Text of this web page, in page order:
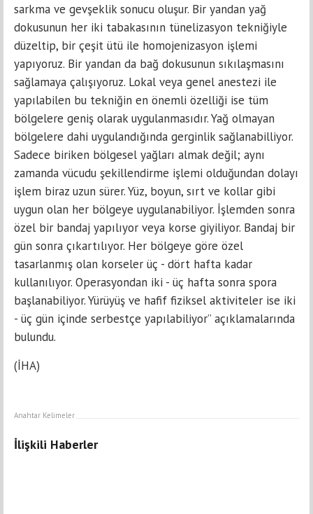
sarkma ve gevşeklik sonucu oluşur. Bir yandan yağ
dokusunun her iki tabakasının tünelizasyon tekniğiyle
düzeltip, bir çeşit ütü ile homojenizasyon işlemi
yapıyoruz. Bir yandan da bağ dokusunun sıkılaşmasını
sağlamaya çalışıyoruz. Lokal veya genel anestezi ile
yapılabilen bu tekniğin en önemli özelliği ise tüm
bölgelere geniş olarak uygulanmasıdır. Yağ olmayan
bölgelere dahi uygulandığında gerginlik sağlanabilliyor.
Sadece biriken bölgesel yağları almak değil; aynı
zamanda vücudu şekillendirme işlemi olduğundan dolayı
işlem biraz uzun sürer. Yüz, boyun, sırt ve kollar gibi
uygun olan her bölgeye uygulanabiliyor. İşlemden sonra
özel bir bandaj yapılıyor veya korse giyiliyor. Bandaj bir
gün sonra çıkartılıyor. Her bölgeye göre özel
tasarlanmış olan korseler üç - dört hafta kadar
kullanılıyor. Operasyondan iki - üç hafta sonra spora
başlanabiliyor. Yürüyüş ve hafif fiziksel aktiviteler ise iki
- üç gün içinde serbestçe yapılabiliyor” açıklamalarında
bulundu.
(İHA)
Anahtar Kelimeler
İlişkili Haberler